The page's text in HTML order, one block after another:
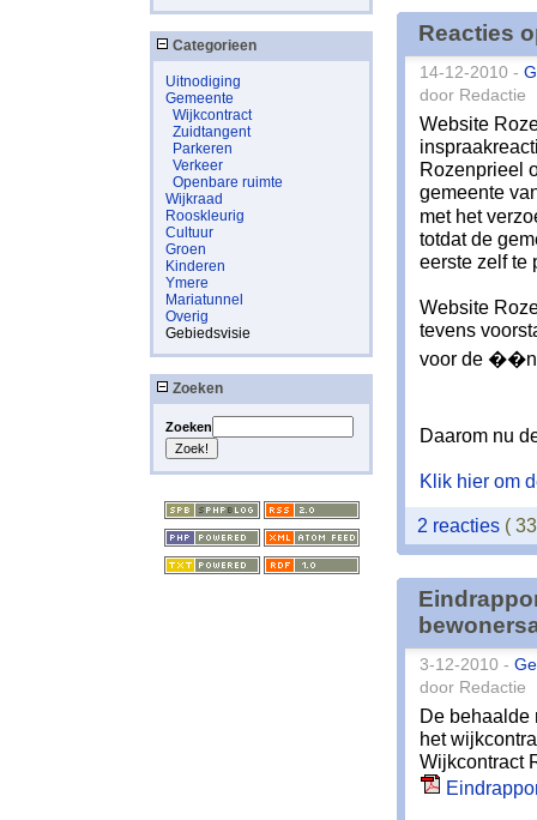
Categorieen
Uitnodiging
Gemeente
Wijkcontract
Zuidtangent
Parkeren
Verkeer
Openbare ruimte
Wijkraad
Rooskleurig
Cultuur
Groen
Kinderen
Ymere
Mariatunnel
Overig
Gebiedsvisie
Zoeken
Zoeken
Reacties
14-12-2010 -
door Redactie
Website
Rozenprieel
gemeente
met het
totdat de
eerste zelf te
Website
tevens
voor de ��n,
Daarom nu
Klik hier om
2 reacties (
3-12-2010 -
door Redactie
De behaalde
het
Wijkcontract